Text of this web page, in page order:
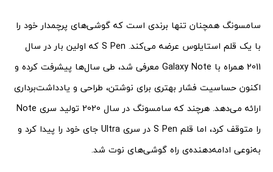
سامسونگ همچنان تنها برندی است که گوشی‌های پرچمدار خود را
با یک قلم استایلوس عرضه می‌کند. S Pen که اولین بار در سال
2011 همراه با Galaxy Note معرفی شد، طی سال‌ها پیشرفت کرده و
اکنون حساسیت فشار بهتری برای نوشتن، طراحی و یادداشت‌برداری
ارائه می‌دهد. هرچند که سامسونگ در سال 2020 تولید سری Note
را متوقف کرد، اما قلم S Pen در سری Ultra جای خود را پیدا کرد و
به‌نوعی ادامه‌دهنده‌ی راه گوشی‌های نوت شد.